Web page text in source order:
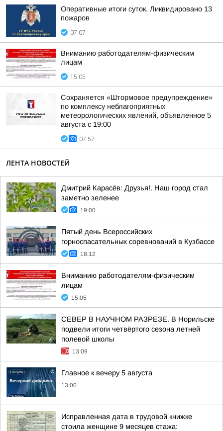
Оперативные итоги суток. Ликвидировано 13
пожаров
07:07
Вниманию работодателям-физическим
лицам
15:05
Сохраняется «Штормовое предупреждение»
по комплексу неблагоприятных
метеорологических явлений, объявленное 5
августа с 19:00
07:57
ЛЕНТА НОВОСТЕЙ
Дмитрий Карасёв: Друзья!. Наш город стал
заметно зеленее
19:00
Пятый день Всероссийских
горноспасательных соревнований в Кузбассе
18:12
Вниманию работодателям-физическим
лицам
15:05
СЕВЕР В НАУЧНОМ РАЗРЕЗЕ. В Норильске
подвели итоги четвёртого сезона летней
полевой школы
13:09
Главное к вечеру 5 августа
13:00
Исправленная дата в трудовой книжке
стоила женщине 9 месяцев стажа: